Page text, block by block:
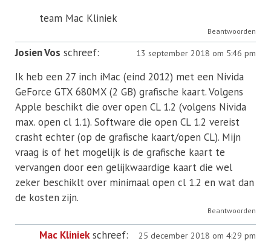
team Mac Kliniek
Beantwoorden
Josien Vos schreef: 13 september 2018 om 5:46 pm
Ik heb een 27 inch iMac (eind 2012) met een Nivida
GeForce GTX 680MX (2 GB) grafische kaart. Volgens
Apple beschikt die over open CL 1.2 (volgens Nivida
max. open cl 1.1). Software die open CL 1.2 vereist
crasht echter (op de grafische kaart/open CL). Mijn
vraag is of het mogelijk is de grafische kaart te
vervangen door een gelijkwaardige kaart die wel
zeker beschiklt over minimaal open cl 1.2 en wat dan
de kosten zijn.
Beantwoorden
Mac Kliniek schreef: 25 december 2018 om 4:29 pm